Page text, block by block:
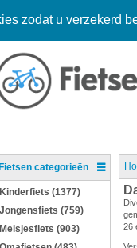
zodat u verzekerd
Fietsen categorieën
Kinderfiets (1377)
Jongensfiets (759)
Meisjesfiets (903)
26